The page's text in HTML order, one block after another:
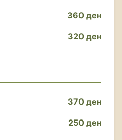
360 ден
320 ден
370 ден
250 ден